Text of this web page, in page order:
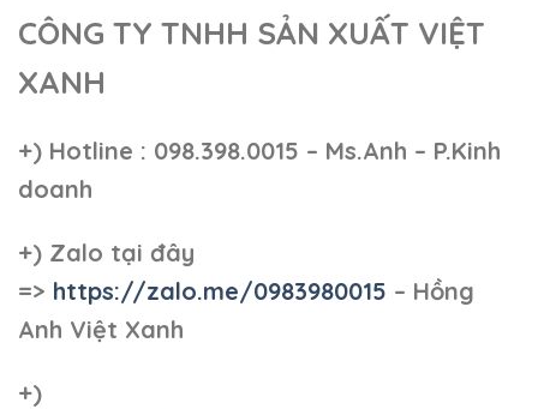
CÔNG TY TNHH SẢN XUẤT VIỆT
XANH
+) Hotline : 098.398.0015 – Ms.Anh – P.Kinh
doanh
+) Zalo tại đây
=> https://zalo.me/0983980015 – Hồng
Anh Việt Xanh
+)